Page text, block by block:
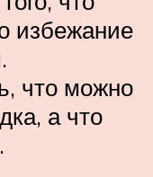
избежание
что можно
а что